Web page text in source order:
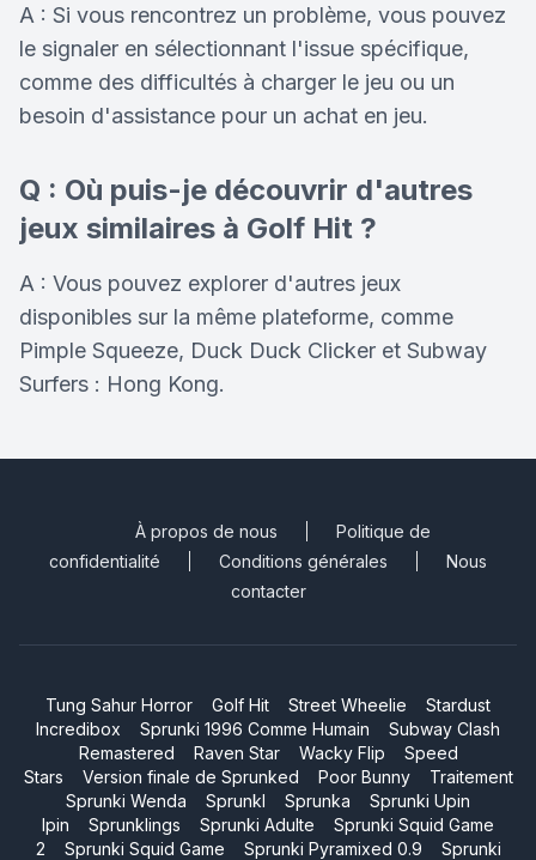
A : Si vous rencontrez un problème, vous pouvez
le signaler en sélectionnant l'issue spécifique,
comme des difficultés à charger le jeu ou un
besoin d'assistance pour un achat en jeu.
Q : Où puis-je découvrir d'autres
jeux similaires à Golf Hit ?
A : Vous pouvez explorer d'autres jeux
disponibles sur la même plateforme, comme
Pimple Squeeze, Duck Duck Clicker et Subway
Surfers : Hong Kong.
À propos de nous
Politique de
confidentialité
Conditions générales
Nous
contacter
Tung Sahur Horror Golf Hit Street Wheelie
Stardust
Incredibox
Sprunki 1996 Comme Humain
Subway Clash
Remastered
Raven Star Wacky Flip
Speed
Stars
Version finale de Sprunked Poor Bunny
Traitement
Sprunki Wenda
Sprunkl Sprunka
Sprunki Upin
Ipin
Sprunklings Sprunki Adulte
Sprunki Squid Game
2
Sprunki Squid Game Sprunki Pyramixed 0.9 Sprunki